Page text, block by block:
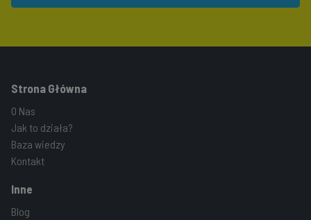
Strona Główna
O Nas
Jak to działa?
Baza wiedzy
Kontakt
Inne
Blog